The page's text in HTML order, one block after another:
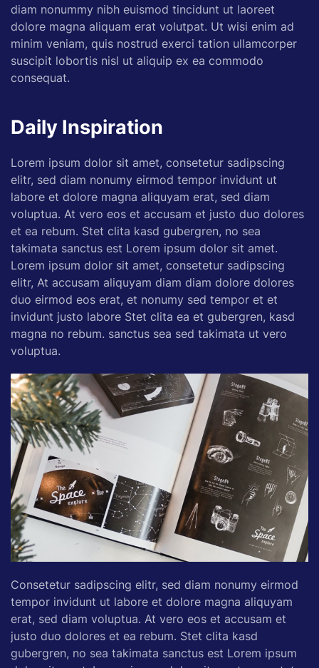
diam nonummy nibh euismod tincidunt ut laoreet
dolore magna aliquam erat volutpat. Ut wisi enim ad
minim veniam, quis nostrud exerci tation ullamcorper
suscipit lobortis nisl ut aliquip ex ea commodo
consequat.
Daily Inspiration
Lorem ipsum dolor sit amet, consetetur sadipscing
elitr, sed diam nonumy eirmod tempor invidunt ut
labore et dolore magna aliquyam erat, sed diam
voluptua. At vero eos et accusam et justo duo dolores
et ea rebum. Stet clita kasd gubergren, no sea
takimata sanctus est Lorem ipsum dolor sit amet.
Lorem ipsum dolor sit amet, consetetur sadipscing
elitr, At accusam aliquyam diam diam dolore dolores
duo eirmod eos erat, et nonumy sed tempor et et
invidunt justo labore Stet clita ea et gubergren, kasd
magna no rebum. sanctus sea sed takimata ut vero
voluptua.
Consetetur sadipscing elitr, sed diam nonumy eirmod
tempor invidunt ut labore et dolore magna aliquyam
erat, sed diam voluptua. At vero eos et accusam et
justo duo dolores et ea rebum. Stet clita kasd
gubergren, no sea takimata sanctus est Lorem ipsum